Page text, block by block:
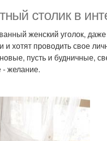
столик в
женский уголок,
хотят проводить свое
пусть и будничные,
- желание.